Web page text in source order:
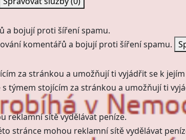
a bojují proti šíření spamu.
komentářů a bojují proti šíření spamu.
za stránkou a umožňují ti vyjádřit se k
týmem stojícím za stránkou a umožňují ti
reklamní sítě vydělávat peníze.
stránce mohou reklamní sítě vydělávat